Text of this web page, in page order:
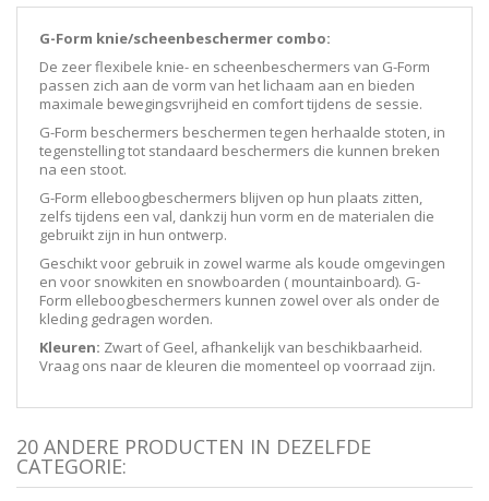
G-Form knie/scheenbeschermer combo:
De zeer flexibele knie- en scheenbeschermers van G-Form
passen zich aan de vorm van het lichaam aan en bieden
maximale bewegingsvrijheid en comfort tijdens de sessie.
G-Form beschermers beschermen tegen herhaalde stoten, in
tegenstelling tot standaard beschermers die kunnen breken
na een stoot.
G-Form elleboogbeschermers blijven op hun plaats zitten,
zelfs tijdens een val, dankzij hun vorm en de materialen die
gebruikt zijn in hun ontwerp.
Geschikt voor gebruik in zowel warme als koude omgevingen
en voor snowkiten en snowboarden ( mountainboard). G-
Form elleboogbeschermers kunnen zowel over als onder de
kleding gedragen worden.
Kleuren: Zwart of Geel, afhankelijk van beschikbaarheid.
Vraag ons naar de kleuren die momenteel op voorraad zijn.
20 ANDERE PRODUCTEN IN DEZELFDE
CATEGORIE: